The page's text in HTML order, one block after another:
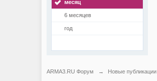
месяц
6 месяцев
год
ARMA3.RU Форум → Новые публикации